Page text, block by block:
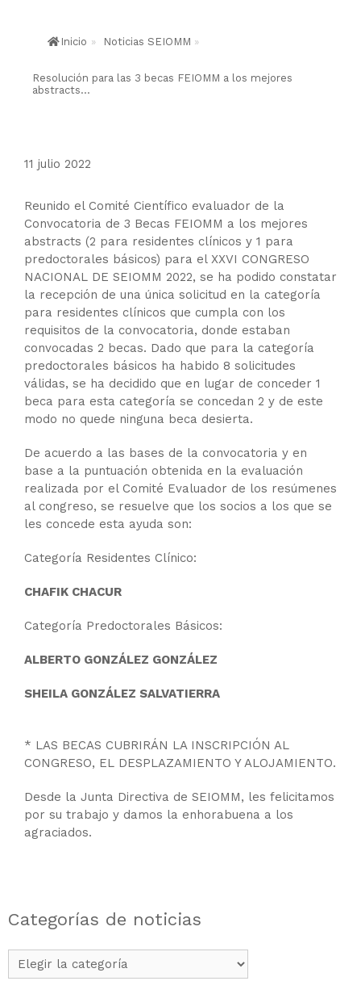
Inicio » Noticias SEIOMM »
Resolución para las 3 becas FEIOMM a los mejores
abstracts...
11 julio 2022
Reunido el Comité Científico evaluador de la
Convocatoria de 3 Becas FEIOMM a los mejores
abstracts (2 para residentes clínicos y 1 para
predoctorales básicos) para el XXVI CONGRESO
NACIONAL DE SEIOMM 2022, se ha podido constatar
la recepción de una única solicitud en la categoría
para residentes clínicos que cumpla con los
requisitos de la convocatoria, donde estaban
convocadas 2 becas. Dado que para la categoría
predoctorales básicos ha habido 8 solicitudes
válidas, se ha decidido que en lugar de conceder 1
beca para esta categoría se concedan 2 y de este
modo no quede ninguna beca desierta.
De acuerdo a las bases de la convocatoria y en
base a la puntuación obtenida en la evaluación
realizada por el Comité Evaluador de los resúmenes
al congreso, se resuelve que los socios a los que se
les concede esta ayuda son:
Categoría Residentes Clínico:
CHAFIK CHACUR
Categoría Predoctorales Básicos:
ALBERTO GONZÁLEZ GONZÁLEZ
SHEILA GONZÁLEZ SALVATIERRA
* LAS BECAS CUBRIRÁN LA INSCRIPCIÓN AL
CONGRESO, EL DESPLAZAMIENTO Y ALOJAMIENTO.
Desde la Junta Directiva de SEIOMM, les felicitamos
por su trabajo y damos la enhorabuena a los
agraciados.
Categorías de noticias
Categorías
de